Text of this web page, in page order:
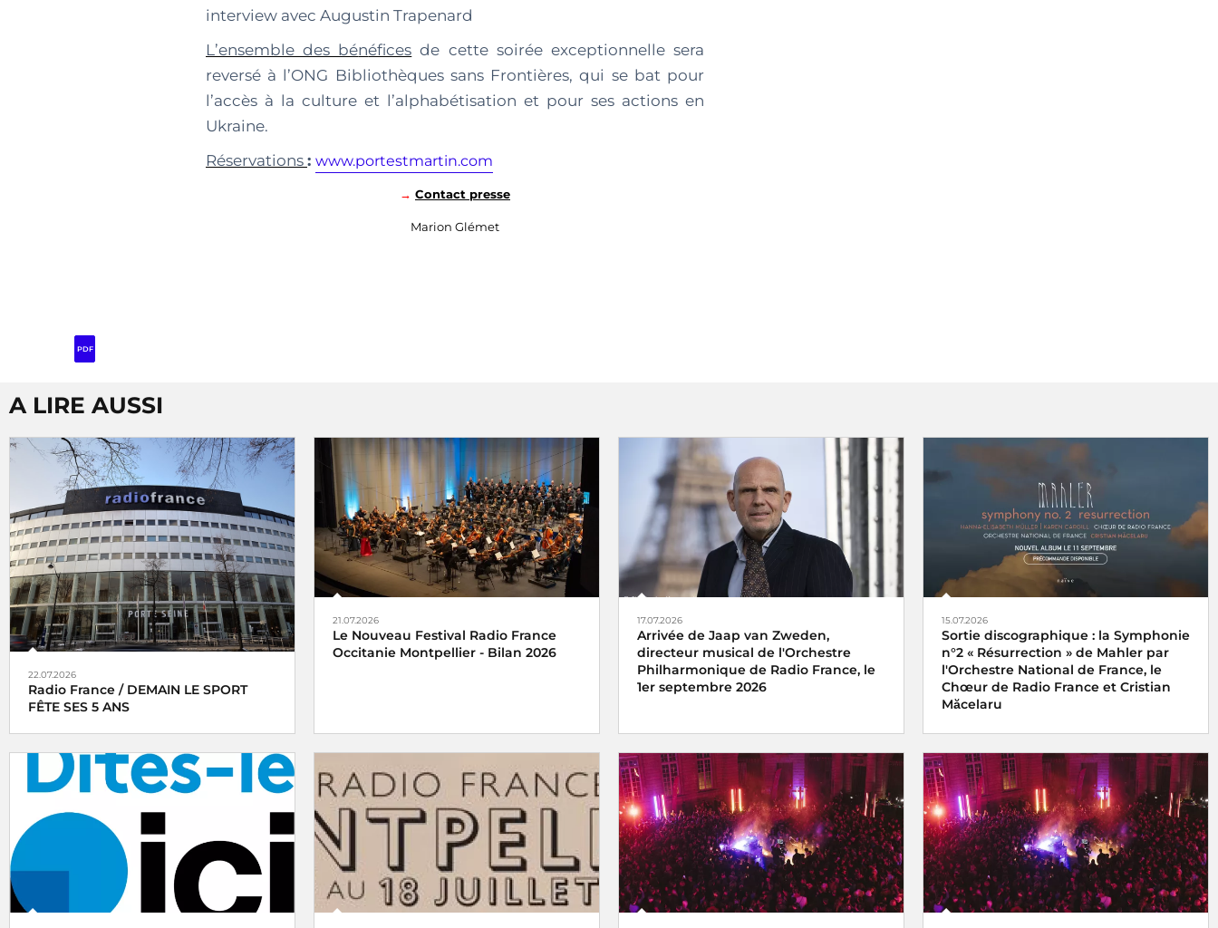
interview avec Augustin Trapenard
L’ensemble des bénéfices de cette soirée exceptionnelle sera
reversé à l’ONG Bibliothèques sans Frontières, qui se bat pour
l’accès à la culture et l’alphabétisation et pour ses actions en
Ukraine.
Réservations : www.portestmartin.com
→ Contact presse
Marion Glémet
PDF
A LIRE AUSSI
22.07.2026
Radio France / DEMAIN LE SPORT
FÊTE SES 5 ANS
21.07.2026
Le Nouveau Festival Radio France
Occitanie Montpellier - Bilan 2026
17.07.2026
Arrivée de Jaap van Zweden,
directeur musical de l'Orchestre
Philharmonique de Radio France, le
1er septembre 2026
15.07.2026
Sortie discographique : la Symphonie
n°2 « Résurrection » de Mahler par
l'Orchestre National de France, le
Chœur de Radio France et Cristian
Măcelaru